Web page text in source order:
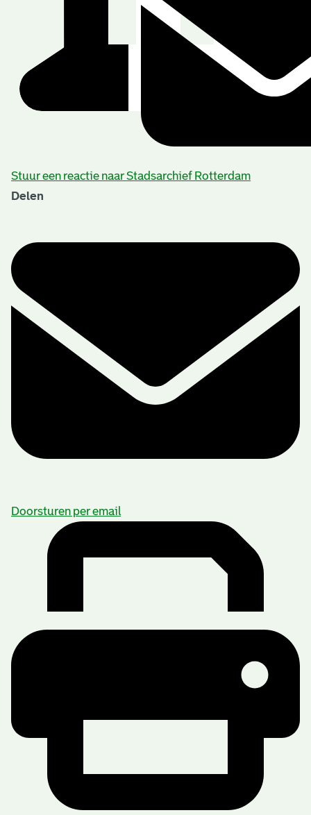
Stuur een reactie naar Stadsarchief Rotterdam
Delen
Doorsturen per email